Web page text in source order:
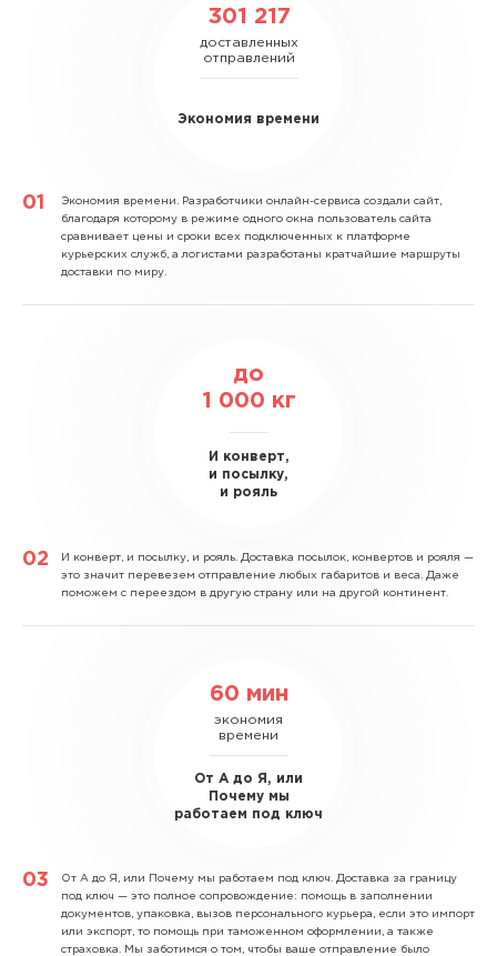
301 217
доставленных
отправлений
Экономия времени
Экономия времени. Разработчики онлайн-сервиса создали сайт,
благодаря которому в режиме одного окна пользователь сайта
сравнивает цены и сроки всех подключенных к платформе
курьерских служб, а логистами разработаны кратчайшие маршруты
доставки по миру.
до
1 000 кг
И конверт,
и посылку,
и рояль
И конверт, и посылку, и рояль. Доставка посылок, конвертов и рояля —
это значит перевезем отправление любых габаритов и веса. Даже
поможем с переездом в другую страну или на другой континент.
60 мин
экономия
времени
От А до Я, или
Почему мы
работаем под ключ
От А до Я, или Почему мы работаем под ключ. Доставка за границу
под ключ — это полное сопровождение: помощь в заполнении
документов, упаковка, вызов персонального курьера, если это импорт
или экспорт, то помощь при таможенном оформлении, а также
страховка. Мы заботимся о том, чтобы ваше отправление было